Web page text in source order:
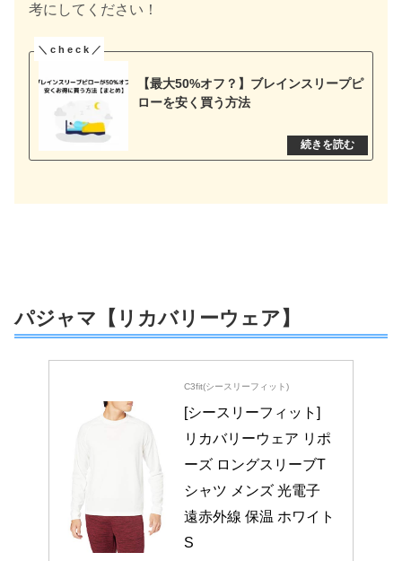
考にしてください！
【最大50%オフ？】ブレインスリープピ
ローを安く買う方法
パジャマ【リカバリーウェア】
C3fit(シースリーフィット)
[シースリーフィット]
リカバリーウェア リポ
ーズ ロングスリーブT
シャツ メンズ 光電子
遠赤外線 保温 ホワイト
S